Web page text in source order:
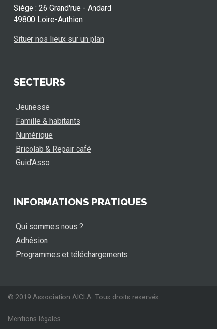
Siège : 26 Grand'rue - Andard
49800 Loire-Authion
Situer nos lieux sur un plan
SECTEURS
Jeunesse
Famille & habitants
Numérique
Bricolab & Repair café
Guid’Asso
INFORMATIONS PRATIQUES
Qui sommes nous ?
Adhésion
Programmes et téléchargements
© 2019 Association AICLA. Tous droits reservés.
Mentions légales